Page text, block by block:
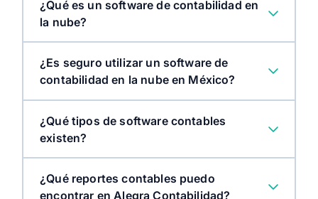
¿Qué es un software de contabilidad en
la nube?
¿Es seguro utilizar un software de
contabilidad en la nube en México?
¿Qué tipos de software contables
existen?
¿Qué reportes contables puedo
encontrar en Alegra Contabilidad?